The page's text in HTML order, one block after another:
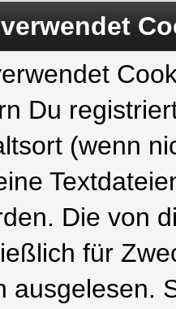
Du
(wenn
Die von
für
ausgelesen.